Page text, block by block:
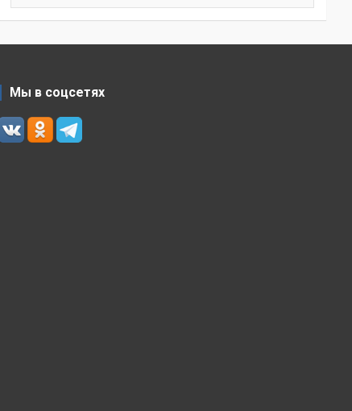
Мы в соцсетях